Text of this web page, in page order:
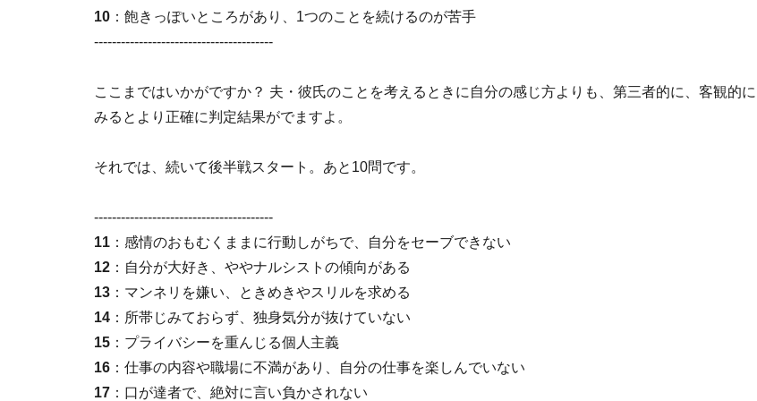
10 ：飽きっぽいところがあり、1つのことを続けるのが苦手
----------------------------------------
ここまではいかがですか？ 夫・彼氏のことを考えるときに自分の感じ方よりも、第三者的に、客観的に
みるとより正確に判定結果がでますよ。
それでは、続いて後半戦スタート。あと10問です。
----------------------------------------
11 ：感情のおもむくままに行動しがちで、自分をセーブできない
12 ：自分が大好き、ややナルシストの傾向がある
13 ：マンネリを嫌い、ときめきやスリルを求める
14 ：所帯じみておらず、独身気分が抜けていない
15 ：プライバシーを重んじる個人主義
16 ：仕事の内容や職場に不満があり、自分の仕事を楽しんでいない
17 ：口が達者で、絶対に言い負かされない